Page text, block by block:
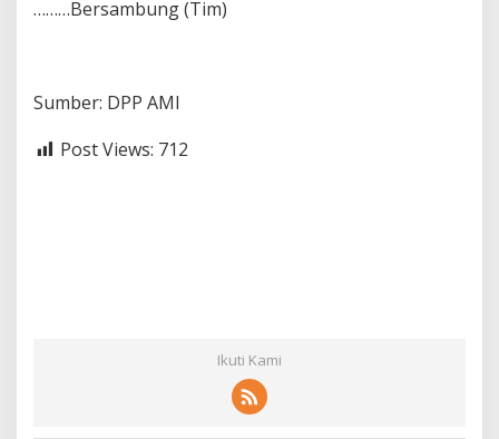
………Bersambung (Tim)
Sumber: DPP AMI
Post Views: 712
Ikuti Kami